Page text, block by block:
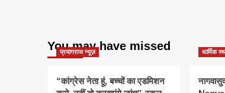
You may have missed
प्रयागराज न्यूज़
“कांग्रेस नेता हूं, बच्चों का एडमिशन
धार्मिक